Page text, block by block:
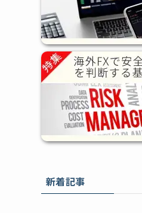
新着記事